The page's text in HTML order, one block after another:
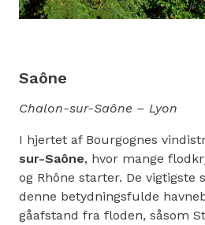
Saône
Chalon-sur-Saône – Lyon
I hjertet af Bourgognes
sur-Saône, hvor mange
og Rhône starter. De vigtigste
denne betydningsfulde
gåafstand fra floden, såsom